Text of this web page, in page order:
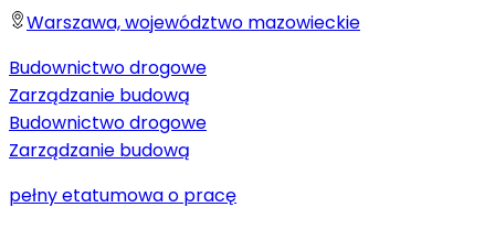
Warszawa, województwo mazowieckie
Budownictwo drogowe
Zarządzanie budową
Budownictwo drogowe
Zarządzanie budową
pełny etatumowa o pracę